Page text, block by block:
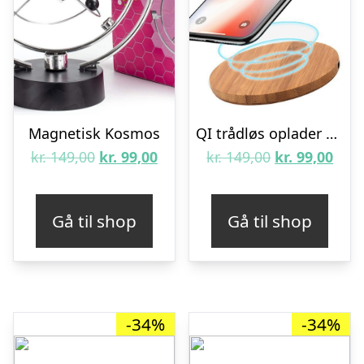
Magnetisk Kosmos
kr.149,00 Den
var:
kr. 149,00.
kr. 99,00Den
kr. 99,00.
Gå til shop
QI trådløs oplader – bambus – Design-1
kr.149,00 Den
var:
kr. 149,00.
kr. 99,00Den
kr.
Gå til shop
-34% -34%